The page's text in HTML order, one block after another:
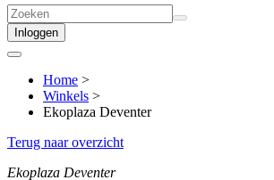
Inloggen
Home >
Winkels >
Ekoplaza Deventer
Terug naar overzicht
Ekoplaza Deventer